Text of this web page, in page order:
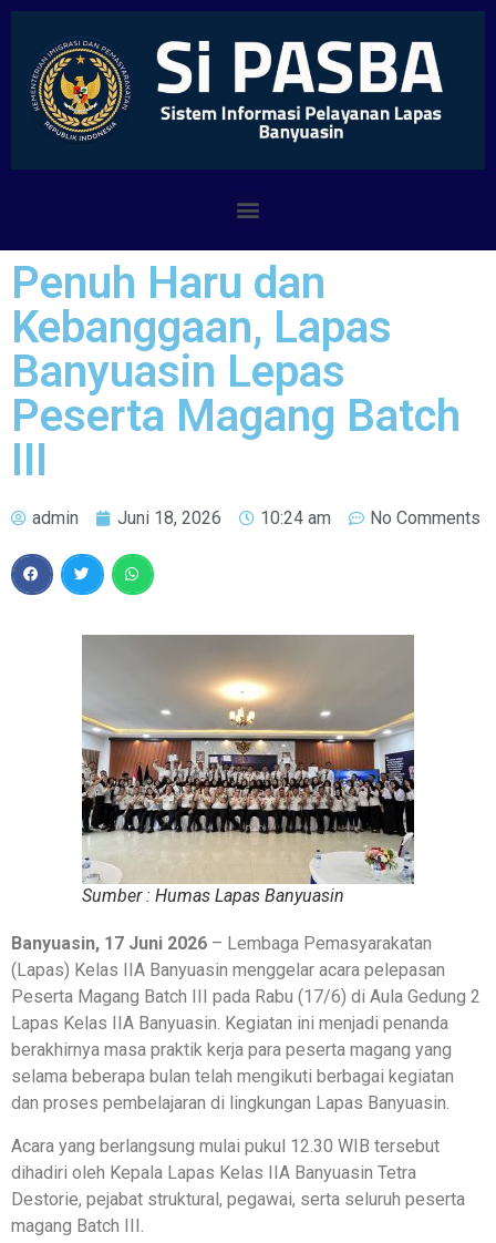
Penuh Haru dan
Kebanggaan, Lapas
Banyuasin Lepas
Peserta Magang Batch
III
admin Juni 18, 2026 10:24 am No Comments
Sumber : Humas Lapas Banyuasin
Banyuasin, 17 Juni 2026 – Lembaga Pemasyarakatan
(Lapas) Kelas IIA Banyuasin menggelar acara pelepasan
Peserta Magang Batch III pada Rabu (17/6) di Aula Gedung 2
Lapas Kelas IIA Banyuasin. Kegiatan ini menjadi penanda
berakhirnya masa praktik kerja para peserta magang yang
selama beberapa bulan telah mengikuti berbagai kegiatan
dan proses pembelajaran di lingkungan Lapas Banyuasin.
Acara yang berlangsung mulai pukul 12.30 WIB tersebut
dihadiri oleh Kepala Lapas Kelas IIA Banyuasin Tetra
Destorie, pejabat struktural, pegawai, serta seluruh peserta
magang Batch III.